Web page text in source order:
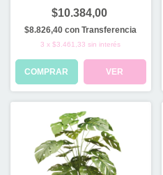
$10.384,00
$8.826,40con Transferencia
3 x$3.461,33 sin interés
COMPRAR VER